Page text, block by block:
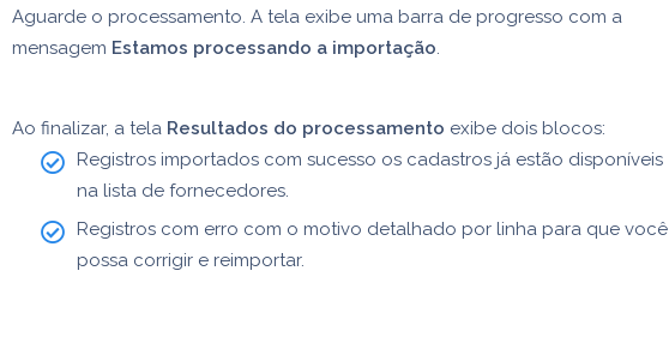
Aguarde o processamento. A tela exibe uma barra de progresso com a
mensagem Estamos processando a importação
Ao finalizar, a tela Resultados do processamento exibe dois blocos:
Registros importados com sucesso os cadastros já estão disponíveis
na lista de fornecedores.
Registros com erro com o motivo detalhado por linha para que você
possa corrigir e reimportar.